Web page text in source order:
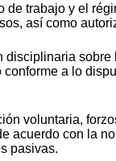
de trabajo y el
así como
disciplinaria sobre
conforme a lo
voluntaria,
acuerdo con la
pasivas.